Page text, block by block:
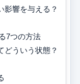
響を与える？
7つの方法
ういう状態？